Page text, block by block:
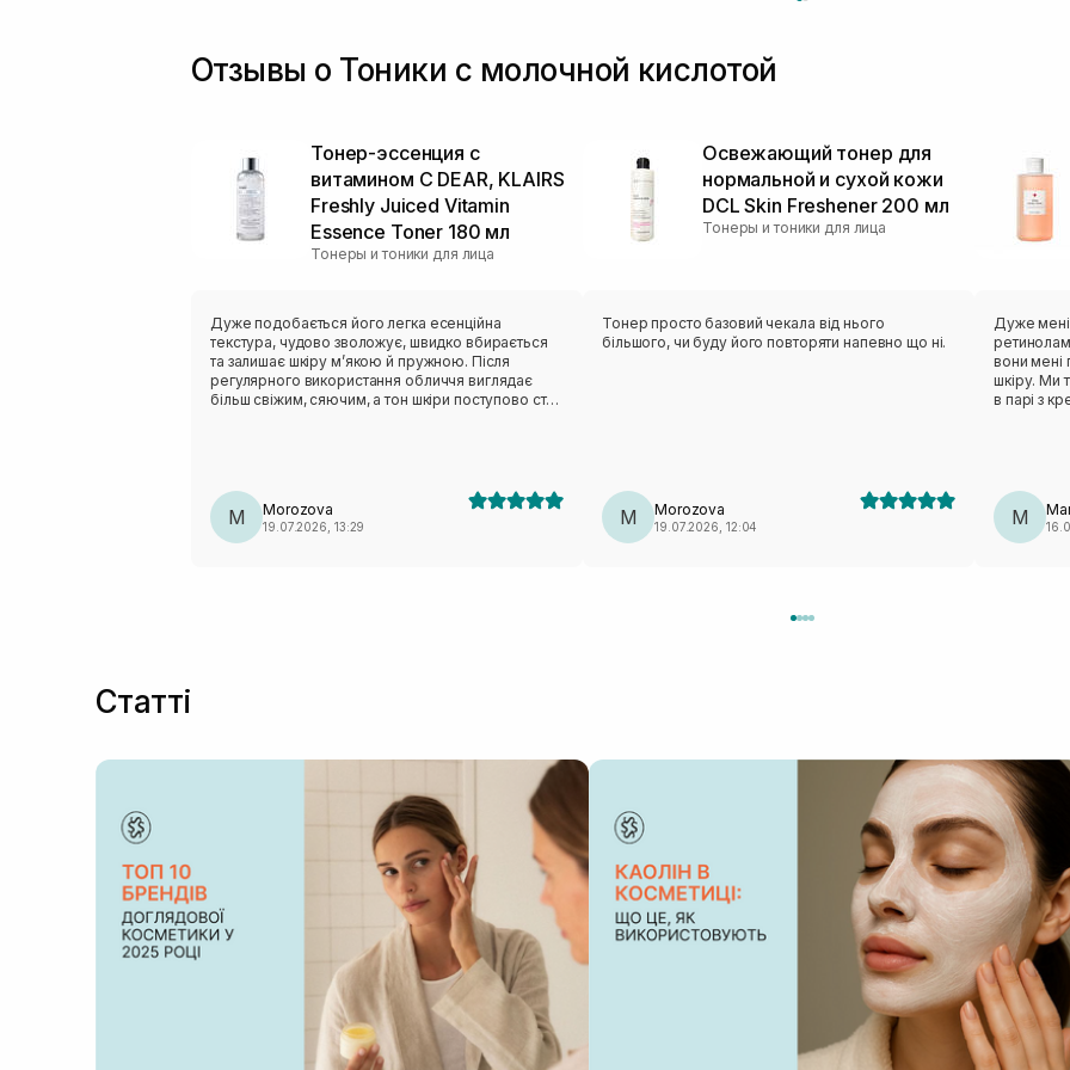
Протеины пшеницы(+1)
Салициловая кислота (+11)
Транексамова кислота(+3)
Трипептид меди(+1)
Факторы роста(+1)
Феруловая кислота(+1)
Отзывы о Тоники с молочной кислотой
Тонер-эссенция с
витамином C DEAR, KLAIRS
Freshly Juiced Vitamin
Essence Toner 180 мл
Тонеры и тоники для лица
Дуже подобається його легка есенційна
текстура, чудово зволожує, швидко вбирається
та залишає шкіру м’якою й пружною. Після
регулярного використання обличчя виглядає
більш свіжим, сяючим, а тон шкіри поступово стає
M Morozova
19.07.2026, 13:29
Освежающий тонер для
нормальной и сухой кожи
DCL Skin Freshener 200 мл
Тонеры и тоники для лица
Тонер просто базовий чекала від нього
більшого, чи буду його повторяти напевно що ні.
M Morozova
19.07.2026, 12:04
Дуже мені
вони мені
шкіру. Ми
в парі з
M
Статті